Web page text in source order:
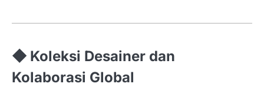
◆ Koleksi Desainer dan
Kolaborasi Global